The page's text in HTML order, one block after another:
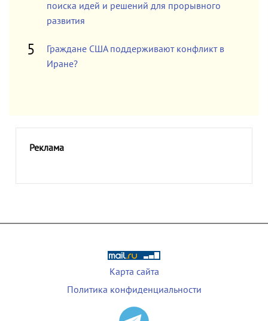
поиска идей и решений для прорывного
развития
Граждане США поддерживают конфликт в
Иране?
Реклама
Карта сайта
Политика конфиденциальности